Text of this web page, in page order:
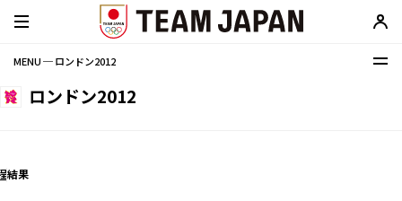
MENU ─ ロンドン2012
ロンドン2012
結果